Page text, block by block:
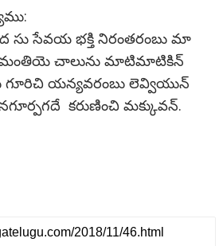
సు సేవయ భక్తి నిరంతరంబు మా
చాలును మాటిమాటికిన్
గూరిచి యన్యవరంబు లెవ్వియున్
కరుణించి మక్కువన్.